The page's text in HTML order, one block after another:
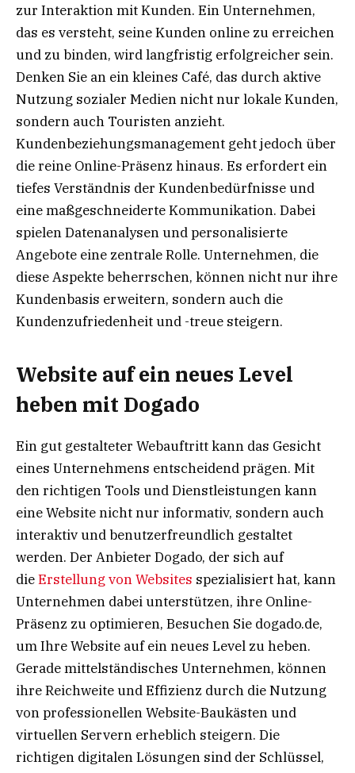
zur Interaktion mit Kunden. Ein Unternehmen,
das es versteht, seine Kunden online zu erreichen
und zu binden, wird langfristig erfolgreicher sein.
Denken Sie an ein kleines Café, das durch aktive
Nutzung sozialer Medien nicht nur lokale Kunden,
sondern auch Touristen anzieht.
Kundenbeziehungsmanagement geht jedoch über
die reine Online-Präsenz hinaus. Es erfordert ein
tiefes Verständnis der Kundenbedürfnisse und
eine maßgeschneiderte Kommunikation. Dabei
spielen Datenanalysen und personalisierte
Angebote eine zentrale Rolle. Unternehmen, die
diese Aspekte beherrschen, können nicht nur ihre
Kundenbasis erweitern, sondern auch die
Kundenzufriedenheit und -treue steigern.
Website auf ein neues Level
heben mit Dogado
Ein gut gestalteter Webauftritt kann das Gesicht
eines Unternehmens entscheidend prägen. Mit
den richtigen Tools und Dienstleistungen kann
eine Website nicht nur informativ, sondern auch
interaktiv und benutzerfreundlich gestaltet
werden. Der Anbieter Dogado, der sich auf
dieErstellung von Websites spezialisiert hat, kann
Unternehmen dabei unterstützen, ihre Online-
Präsenz zu optimieren, Besuchen Sie dogado.de,
um Ihre Website auf ein neues Level zu heben.
Gerade mittelständisches Unternehmen, können
ihre Reichweite und Effizienz durch die Nutzung
von professionellen Website-Baukästen und
virtuellen Servern erheblich steigern. Die
richtigen digitalen Lösungen sind der Schlüssel,